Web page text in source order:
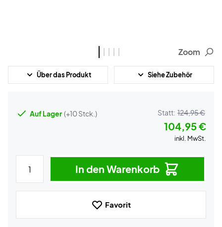
Zoom
Über das Produkt Siehe Zubehör
Auf Lager (+10 Stck.) Statt: 124,95 €
104,95 €
inkl. MwSt.
In den Warenkorb
Favorit